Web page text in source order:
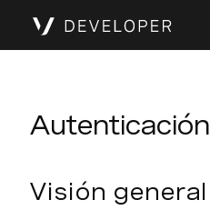
Autenticación
Visión general